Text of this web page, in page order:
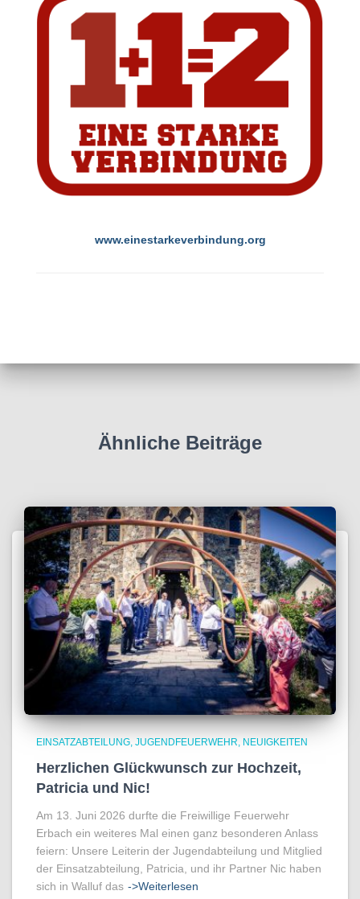
www.einestarkeverbindung.org
Ähnliche Beiträge
EINSATZABTEILUNG JUGENDFEUERWEHR NEUIGKEITEN
Herzlichen Glückwunsch zur Hochzeit,
Patricia und Nic!
Am 13. Juni 2026 durfte die Freiwillige Feuerwehr
Erbach ein weiteres Mal einen ganz besonderen Anlass
feiern: Unsere Leiterin der Jugendabteilung und Mitglied
der Einsatzabteilung, Patricia, und ihr Partner Nic haben
sich in Walluf das ->Weiterlesen